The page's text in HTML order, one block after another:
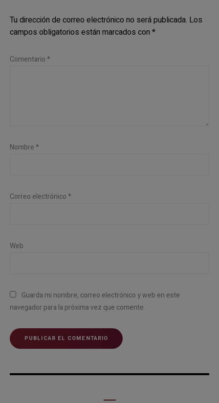
Tu dirección de correo electrónico no será publicada. Los
campos obligatorios están marcados con *
Comentario*
Nombre*
Correo electrónico*
Web
Guarda mi nombre, correo electrónico y web en este
navegador para la próxima vez que comente.